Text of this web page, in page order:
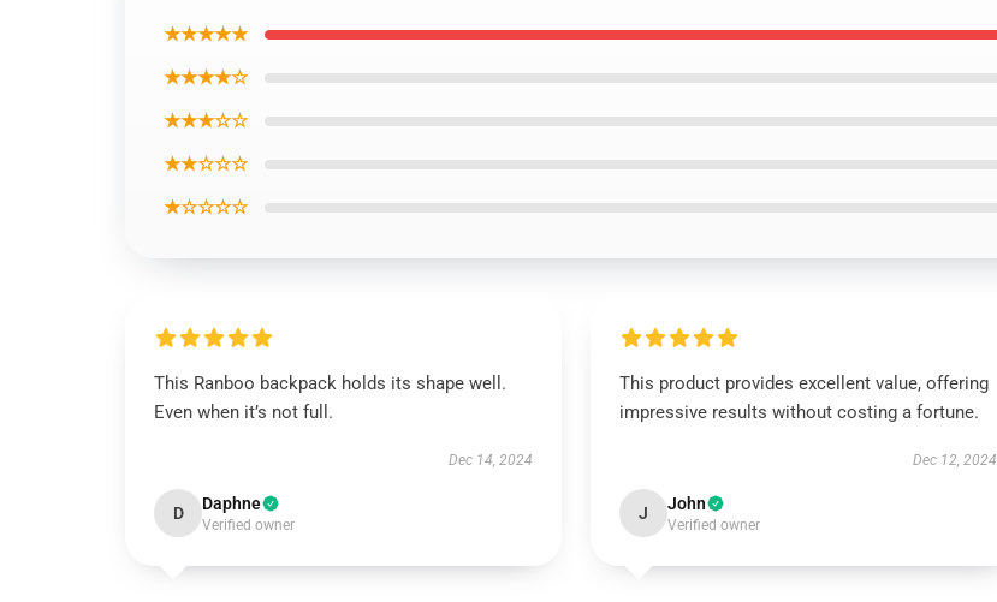
★★★★★
★★★★☆
★★★☆☆
★★☆☆☆
★☆☆☆☆
This Ranboo backpack holds its shape well.
Even when it’s not full.
Dec 14, 2024
D Daphne
Verified owner
This product provides excellent value, offering
impressive results without costing a fortune.
Dec 12, 2024
J John
Verified owner